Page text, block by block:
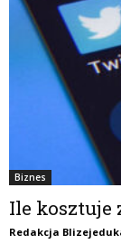
Biznes
Ile kosztuje
Redakcja